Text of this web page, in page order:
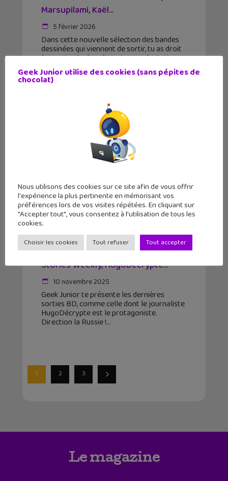
Marsupilami, Kaël…
5 février 2026
Dans cette nouvelle sélection des bandes
dessinées qui viennent de sortir, tu as droit
à un animal rebondissant, une adaptation
très attendue et même une bd gratuite !
5 bandes dessinées à lire cette
semaine #27 : Loumi, Blacksad
Stories Weekly, HugoDécrypte...
10 novembre 2025
Geek Junior te présente les dernières
sorties BD, comme celle dont le journaliste
HugoDécrypte est le protagoniste.
Direction la Russie !
1 2 3
Le magazine
Geek Junior utilise des cookies (sans pépites de
chocolat)
Nous utilisons des cookies sur ce site afin de vous offrir
l'expérience la plus pertinente en mémorisant vos
préférences lors de vos visites répétées. En cliquant sur
"Accepter tout", vous consentez à l'utilisation de tous les
cookies.
Choisir les cookies Tout refuser Tout accepter